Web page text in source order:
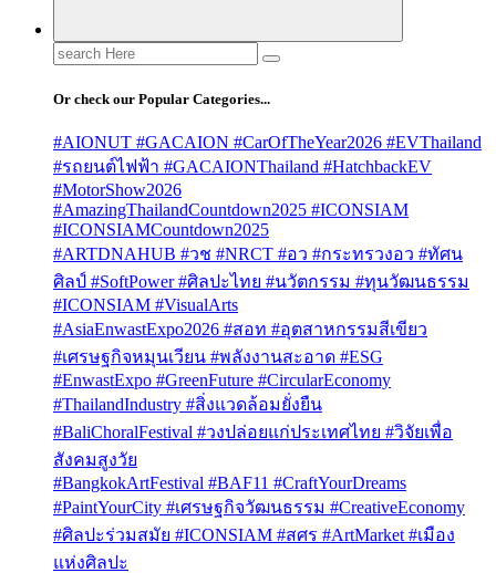
Search
for:
Or check our Popular Categories...
#AIONUT #GACAION #CarOfTheYear2026 #EVThailand
#รถยนต์ไฟฟ้า #GACAIONThailand #HatchbackEV
#MotorShow2026
#AmazingThailandCountdown2025 #ICONSIAM
#ICONSIAMCountdown2025
#ARTDNAHUB #วช #NRCT #อว #กระทรวงอว #ทัศน
ศิลป์ #SoftPower #ศิลปะไทย #นวัตกรรม #ทุนวัฒนธรรม
#ICONSIAM #VisualArts
#AsiaEnwastExpo2026 #สอท #อุตสาหกรรมสีเขียว
#เศรษฐกิจหมุนเวียน #พลังงานสะอาด #ESG
#EnwastExpo #GreenFuture #CircularEconomy
#ThailandIndustry #สิ่งแวดล้อมยั่งยืน
#BaliChoralFestival #วงปล่อยแก่ประเทศไทย #วิจัยเพื่อ
สังคมสูงวัย
#BangkokArtFestival #BAF11 #CraftYourDreams
#PaintYourCity #เศรษฐกิจวัฒนธรรม #CreativeEconomy
#ศิลปะร่วมสมัย #ICONSIAM #สศร #ArtMarket #เมือง
แห่งศิลปะ